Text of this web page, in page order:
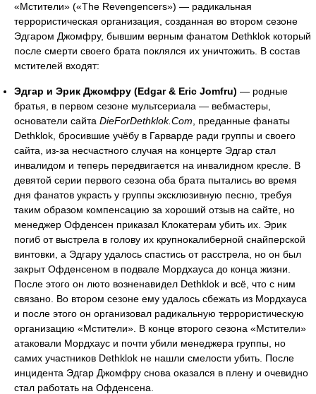
«Мстители» («The Revengencers») — радикальная
террористическая организация, созданная во втором сезоне
Эдгаром Джомфру, бывшим верным фанатом Dethklok который
после смерти своего брата поклялся их уничтожить. В состав
мстителей входят:
Эдгар и Эрик Джомфру (Edgar & Eric Jomfru) — родные
братья, в первом сезоне мультсериала — вебмастеры,
основатели сайта DieForDethklok.Com , преданные фанаты
Dethklok, бросившие учёбу в Гарварде ради группы и своего
сайта, из-за несчастного случая на концерте Эдгар стал
инвалидом и теперь передвигается на инвалидном кресле. В
девятой серии первого сезона оба брата пытались во время
дня фанатов украсть у группы эксклюзивную песню, требуя
таким образом компенсацию за хороший отзыв на сайте, но
менеджер Офденсен приказал Клокатерам убить их. Эрик
погиб от выстрела в голову их крупнокалиберной снайперской
винтовки, а Эдгару удалось спастись от расстрела, но он был
закрыт Офденсеном в подвале Мордхауса до конца жизни.
После этого он люто возненавидел Dethklok и всё, что с ним
связано. Во втором сезоне ему удалось сбежать из Мордхауса
и после этого он организовал радикальную террористическую
организацию «Мстители». В конце второго сезона «Мстители»
атаковали Мордхаус и почти убили менеджера группы, но
самих участников Dethklok не нашли смелости убить. После
инцидента Эдгар Джомфру снова оказался в плену и очевидно
стал работать на Офденсена.